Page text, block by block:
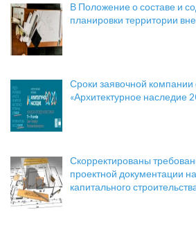
В Положение о составе и
планировки территории
Сроки заявочной
«Архитектурное наследие
Скорректированы
проектной документации
капитального